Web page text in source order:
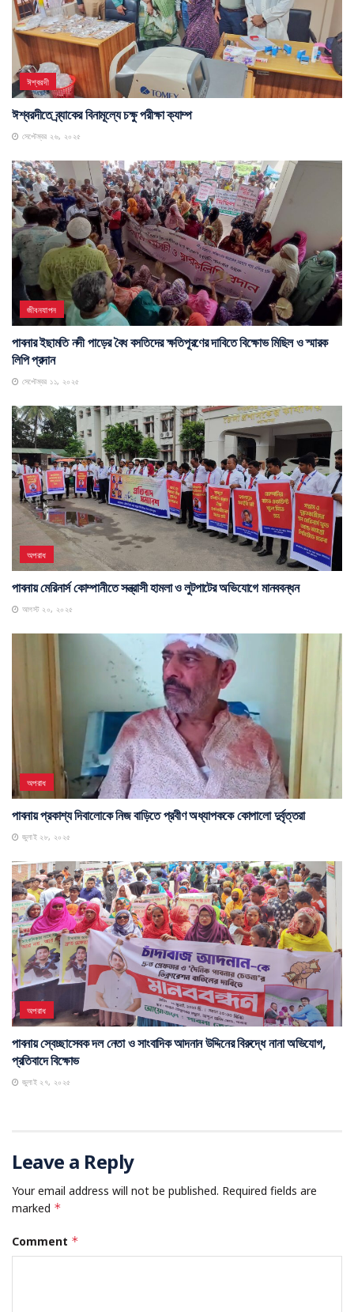
ঈশ্বরদী
ঈশ্বরদীতে ব্র্যাকের বিনামূল্যে চক্ষু পরীক্ষা ক্যাম্প
সেপ্টেম্বর ২৬, ২০২৫
জীবনযাপন
পাবনার ইছামতি নদী পাড়ের বৈধ বসতিদের ক্ষতিপূরণের দাবিতে বিক্ষোভ মিছিল ও স্মারক
লিপি প্রদান
সেপ্টেম্বর ১১, ২০২৫
অপরাধ
পাবনায় মেরিনার্স কোম্পানীতে সন্ত্রাসী হামলা ও লুটপাটের অভিযোগে মানববন্ধন
আগস্ট ২০, ২০২৫
অপরাধ
পাবনায় প্রকাশ্য দিবালোকে নিজ বাড়িতে প্রবীণ অধ্যাপককে কোপালো দুর্বৃত্তরা
জুলাই ২৮, ২০২৫
অপরাধ
পাবনায় স্বেচ্ছাসেবক দল নেতা ও সাংবাদিক আদনান উদ্দিনের বিরুদ্ধে নানা অভিযোগ,
প্রতিবাদে বিক্ষোভ
জুলাই ২৭, ২০২৫
Leave a Reply
Your email address will not be published. Required fields are
marked *
Comment *